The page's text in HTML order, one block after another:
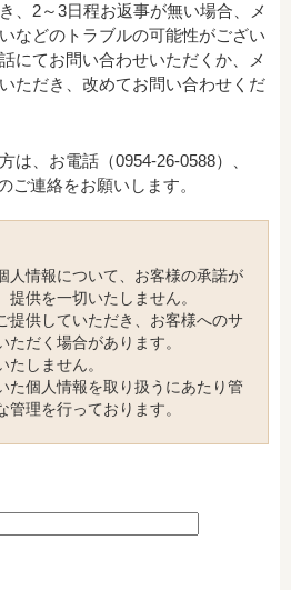
、2～3日程お返事が無い場合、メ
などのトラブルの可能性がござい
にてお問い合わせいただくか、メ
ただき、改めてお問い合わせくだ
は、お電話（0954-26-0588）、
ご連絡をお願いします。
人情報について、お客様の承諾が
提供を一切いたしません。
提供していただき、お客様へのサ
ただく場合があります。
たしません。
た個人情報を取り扱うにあたり管
理を行っております。